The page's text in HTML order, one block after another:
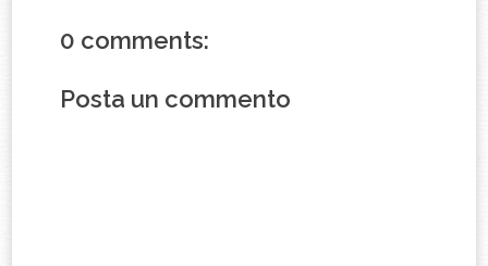
0 comments:
Posta un commento